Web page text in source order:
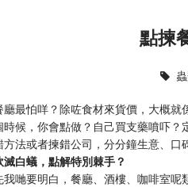
點揀
廳最怕咩？除咗食材來貨價，大概就
時候，你會點做？自己買支藥噴吓？
方法或者揀錯公司，分分鐘生意、口
滅白蟻，點解特別棘手？
我哋要明白，餐廳、酒樓、咖啡室呢